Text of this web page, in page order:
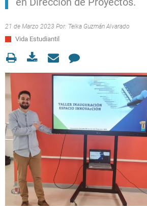
21 de Marzo 2023 Por: Telka Guzmán Alvarado
Vida Estudiantil